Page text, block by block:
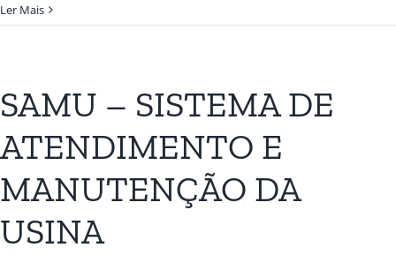
Ler Mais
SAMU – SISTEMA DE
ATENDIMENTO E
MANUTENÇÃO DA
USINA